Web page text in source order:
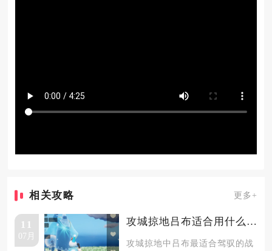
相关攻略 更多+
11
07月
攻城掠地吕布适合用什么战车
攻城掠地中吕布最适合驾驭的战